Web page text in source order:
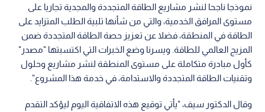
نموذجا ناجحا لنشر مشاريع الطاقة المتجددة والمجدية تجاريا على
مستوى المرافق الخدمية، والتي من شأنها تلبية الطلب المتزايد على
الطاقة في المنطقة، فضلا عن تعزيز حصة الطاقة المتجددة ضمن
المزيج العالمي للطاقة. ويسرنا وضع الخبرات التي اكتسبتها "مصدر"
كأول مبادرة متكاملة على مستوى المنطقة لنشر مشاريع وحلول
وتقنيات الطاقة المتجددة والاستدامة، في خدمة هذا المشروع".
وقال الدكتور سيف، "يأتي توقيع هذه الاتفاقية اليوم ليؤكد التقدم